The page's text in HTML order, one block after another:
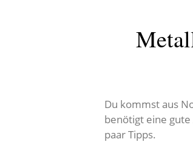
Du kommst aus
benötigt eine
paar Tipps.